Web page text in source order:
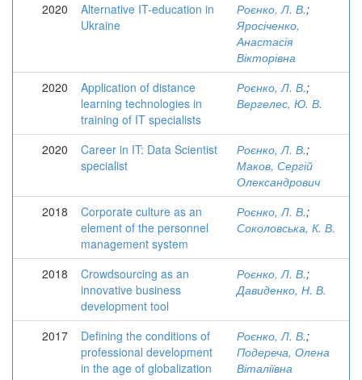
2020
Alternative IT-education in
Ukraine
Роєнко, Л. В.;
Яросіченко,
Анастасія
Вікторівна
2020
Application of distance
learning technologies in
training of IT specialists
Роєнко, Л. В.;
Вергелес, Ю. В.
2020
Career in IT: Data Scientist
specialist
Роєнко, Л. В.;
Маков, Сергій
Олександрович
2018
Corporate culture as an
element of the personnel
management system
Роєнко, Л. В.;
Соколовська, К. В.
2018
Crowdsourcing as an
innovative business
development tool
Роєнко, Л. В.;
Давиденко, Н. В.
2017
Defining the conditions of
professional development
in the age of globalization
Роєнко, Л. В.;
Подереча, Олена
Віталіївна